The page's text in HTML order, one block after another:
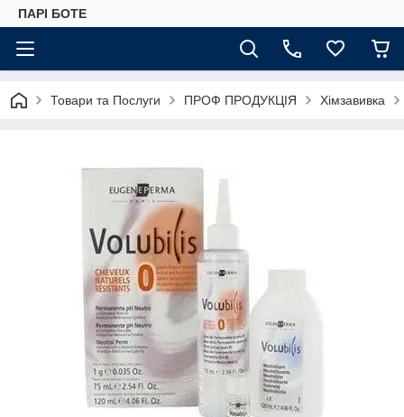
ПАРІ БОТЕ
Товари та Послуги ПРОФ ПРОДУКЦІЯ Хімзавивка